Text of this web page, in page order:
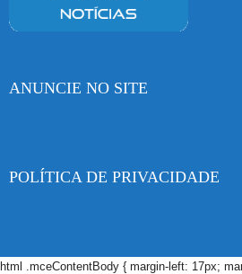
ANUNCIE NO SITE
POLÍTICA DE PRIVACIDADE
html .mceContentBody { margin-left: 17px;